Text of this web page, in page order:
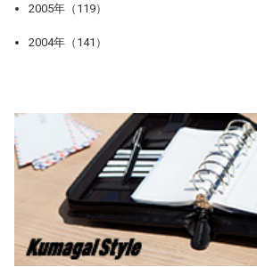
2005年（119）
2004年（141）